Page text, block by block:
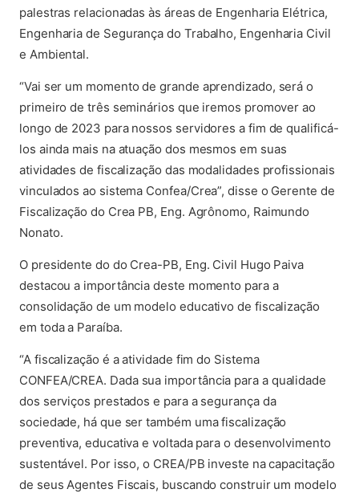
palestras relacionadas às áreas de Engenharia Elétrica,
Engenharia de Segurança do Trabalho, Engenharia Civil
e Ambiental.
“Vai ser um momento de grande aprendizado, será o
primeiro de três seminários que iremos promover ao
longo de 2023 para nossos servidores a fim de qualificá-
los ainda mais na atuação dos mesmos em suas
atividades de fiscalização das modalidades profissionais
vinculados ao sistema Confea/Crea”, disse o Gerente de
Fiscalização do Crea PB, Eng. Agrônomo, Raimundo
Nonato.
O presidente do do Crea-PB, Eng. Civil Hugo Paiva
destacou a importância deste momento para a
consolidação de um modelo educativo de fiscalização
em toda a Paraíba.
“A fiscalização é a atividade fim do Sistema
CONFEA/CREA. Dada sua importância para a qualidade
dos serviços prestados e para a segurança da
sociedade, há que ser também uma fiscalização
preventiva, educativa e voltada para o desenvolvimento
sustentável. Por isso, o CREA/PB investe na capacitação
de seus Agentes Fiscais, buscando construir um modelo